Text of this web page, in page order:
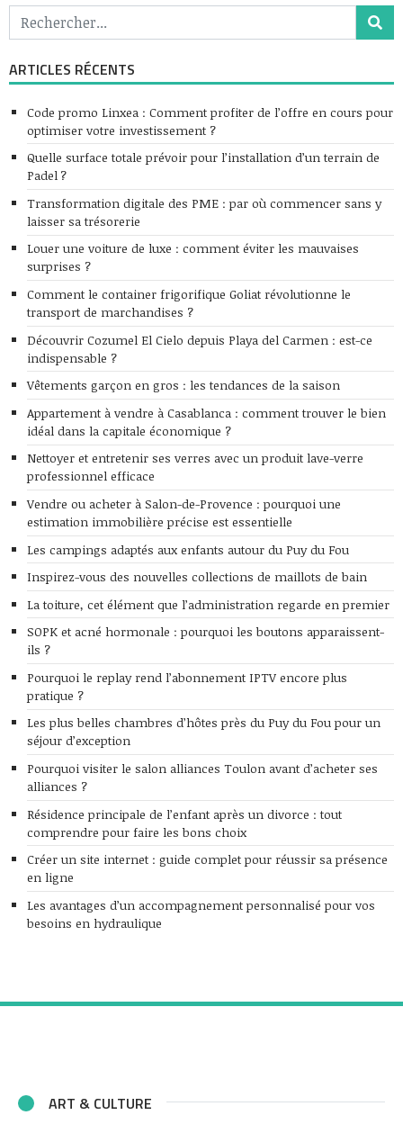
ARTICLES RÉCENTS
Code promo Linxea : Comment profiter de l’offre en cours pour
optimiser votre investissement ?
Quelle surface totale prévoir pour l’installation d’un terrain de
Padel ?
Transformation digitale des PME : par où commencer sans y
laisser sa trésorerie
Louer une voiture de luxe : comment éviter les mauvaises
surprises ?
Comment le container frigorifique Goliat révolutionne le
transport de marchandises ?
Découvrir Cozumel El Cielo depuis Playa del Carmen : est-ce
indispensable ?
Vêtements garçon en gros : les tendances de la saison
Appartement à vendre à Casablanca : comment trouver le bien
idéal dans la capitale économique ?
Nettoyer et entretenir ses verres avec un produit lave-verre
professionnel efficace
Vendre ou acheter à Salon-de-Provence : pourquoi une
estimation immobilière précise est essentielle
Les campings adaptés aux enfants autour du Puy du Fou
Inspirez-vous des nouvelles collections de maillots de bain
La toiture, cet élément que l’administration regarde en premier
SOPK et acné hormonale : pourquoi les boutons apparaissent-
ils ?
Pourquoi le replay rend l’abonnement IPTV encore plus
pratique ?
Les plus belles chambres d’hôtes près du Puy du Fou pour un
séjour d’exception
Pourquoi visiter le salon alliances Toulon avant d’acheter ses
alliances ?
Résidence principale de l’enfant après un divorce : tout
comprendre pour faire les bons choix
Créer un site internet : guide complet pour réussir sa présence
en ligne
Les avantages d’un accompagnement personnalisé pour vos
besoins en hydraulique
ART & CULTURE